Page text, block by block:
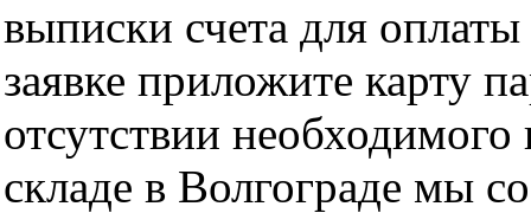
выписки счета для
заявке приложите карту
отсутствии
складе в Волгограде мы